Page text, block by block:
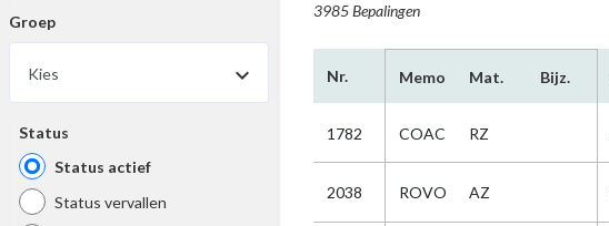
Groep
Kies
Status
Status actief
Status vervallen
3985 Bepalingen
Nr. Memo Mat. Bijz.
1782 COAC RZ
2038 ROVO AZ